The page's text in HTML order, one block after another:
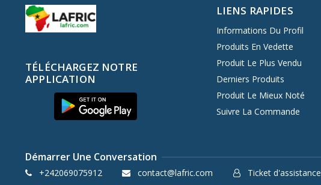
TÉLÉCHARGEZ NOTRE
APPLICATION
LIENS RAPIDES
Informations Du Profil
Produits En Vedette
Produit Le Plus Vendu
Derniers Produits
Produit Le Mieux Noté
Suivre La Commande
Démarrer Une Conversation
+242069075912 contact@lafric.com Ticket d'assistance